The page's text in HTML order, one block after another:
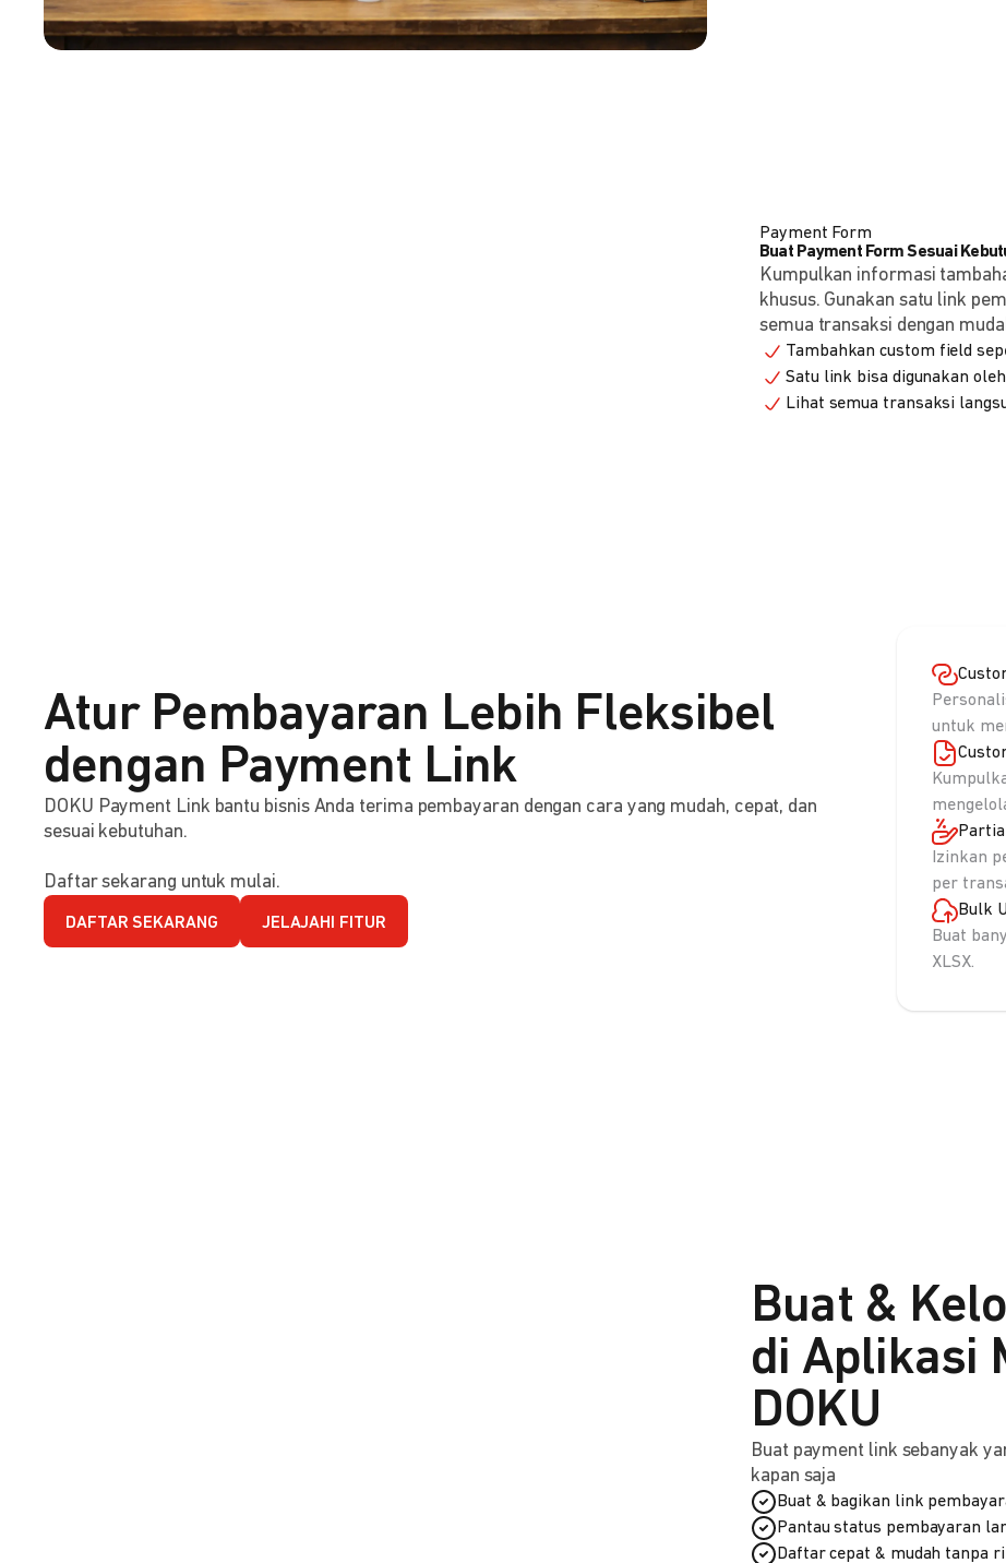
Payment Form
Buat Payment Form Sesuai
Kumpulkan informasi
khusus. Gunakan satu link
semua transaksi dengan
Tambahkan custom field
Satu link bisa digunakan
Lihat semua transaksi
Atur Pembayaran Lebih Fleksibel
dengan Payment Link
DOKU Payment Link bantu bisnis Anda terima pembayaran dengan cara yang mudah, cepat, dan
sesuai kebutuhan.
Daftar sekarang untuk mulai.
DAFTAR SEKARANG JELAJAHI FITUR
untuk
Izinkan
per
Bulk
Buat
XLSX.
Buat &
di Aplikasi
DOKU
Buat payment link sebanyak
kapan saja
Buat & bagikan link
Pantau status pembayaran
Daftar cepat & mudah tanpa